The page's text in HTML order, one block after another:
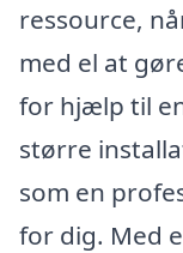
ressource,
med el at
for hjælp til
større
som en
for dig. Med